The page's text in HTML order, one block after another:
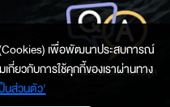
ช่องทางการสอบถามข้อมูล
(Cookies) เพื่อพัฒนาประสบการณ์
กี่ยวกับการใช้คุกกี้ของเราผ่านทาง
นส่วนตัว'